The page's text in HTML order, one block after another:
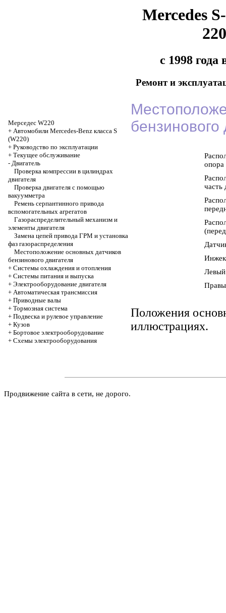
Mercedes
220
с 1998 года
Ремонт и
Мерседес W220
+ Автомобили Mercedes-Benz класса S
(W220)
+ Руководство по эксплуатации
+ Текущее обслуживание
- Двигатель
Проверка компрессии в цилиндрах
двигателя
Проверка двигателя с помощью
вакуумметра
Ремень серпантинного привода
вспомогательных агрегатов
Газораспределительный механизм и
элементы двигателя
Замена цепей привода ГРМ и установка
фаз газораспределения
Местоположение основных датчиков
бензинового двигателя
+ Системы охлаждения и отопления
+ Системы питания и выпуска
+ Электрооборудование двигателя
+ Автоматическая трансмиссия
+ Приводные валы
+ Тормозная система
+ Подвеска и рулевое управление
+ Кузов
+ Бортовое электрооборудование
+ Cхемы электрооборудования
бензинового
опора
часть
Левый
Положения
иллюстрациях.
Продвижение сайта в сети, не дорого.